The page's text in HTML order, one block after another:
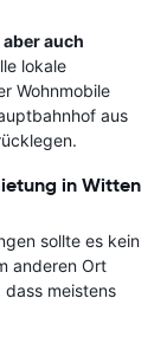
auch
lokale
Wohnmobile
aus
in Witten
sollte es kein
anderen Ort
meistens